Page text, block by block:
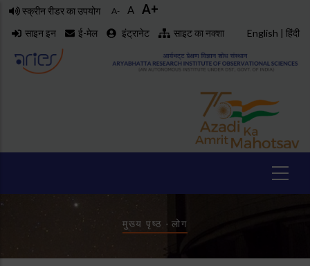
Skip
content
स्क्रीन रीडर का उपयोग A- A A+
साइन इन ई-मेल इंट्रानेट साइट का नक्शा English | हिंदी
Breadcrumb
मुख्य पृष्ठ - लोग